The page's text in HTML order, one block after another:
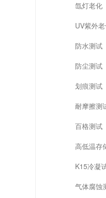
氙灯老化
UV紫外
防水测试
防尘测试
划痕测试
耐摩擦测
百格测试
高低温存
K15冷凝
气体腐蚀